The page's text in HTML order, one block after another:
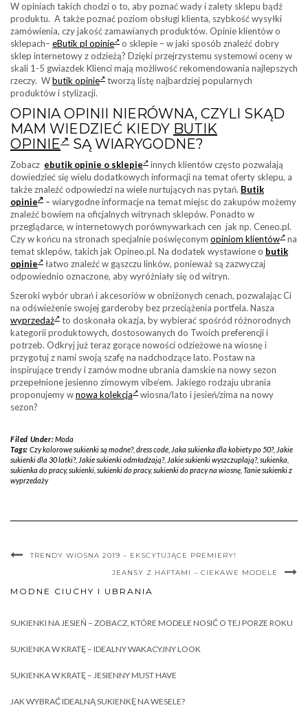
W opiniach takich chodzi o to, aby poznać wady i zalety sklepu bądź
produktu. A także poznać poziom obsługi klienta, szybkość wysyłki
zamówienia, czy jakość zamawianych produktów. Opinie klientów o
sklepach–eButik pl opinie
o sklepie – w jaki sposób znaleźć dobry
sklep internetowy z odzieżą? Dzięki przejrzystemu systemowi oceny w
skali 1-5 gwiazdek Klienci mają możliwość rekomendowania najlepszych
rzeczy. Wbutik opinie
tworzą listę najbardziej popularnych
produktów i stylizacji.
OPINIA OPINII NIERÓWNA, CZYLI SKĄD
MAM WIEDZIEĆ KIEDY BUTIK
OPINIE
SĄ WIARYGODNE?
Zobacz ebutik opinie o sklepie
innych klientów często pozwalają
dowiedzieć się wielu dodatkowych informacji na temat oferty sklepu, a
także znaleźć odpowiedzi na wiele nurtujących nas pytań. Butik
opinie
– wiarygodne informacje na temat miejsc do zakupów możemy
znaleźć bowiem na oficjalnych witrynach sklepów. Ponadto w
przeglądarce, w internetowych porównywarkach cen jak np. Ceneo.pl.
Czy w końcu na stronach specjalnie poświęconym opiniom klientów
na
temat sklepów, takich jak Opineo.pl. Na dodatek wystawione o butik
opinie
łatwo znaleźć w gąszczu linków, ponieważ są zazwyczaj
odpowiednio oznaczone, aby wyróżniały się od witryn.
Szeroki wybór ubrań i akcesoriów w obniżonych cenach, pozwalając Ci
na odświeżenie swojej garderoby bez przeciążenia portfela. Nasza
wyprzedaż
to doskonała okazja, by wybierać spośród różnorodnych
kategorii produktowych, dostosowanych do Twoich preferencji i
potrzeb. Odkryj już teraz gorące nowości odzieżowe na wiosnę i
przygotuj z nami swoją szafę na nadchodzące lato. Postaw na
inspirujące trendy i zamów modne ubrania damskie na nowy sezon
przepełnione jesienno zimowym vibe’em. Jakiego rodzaju ubrania
proponujemy wnowa kolekcja
wiosna/lato i jesień/zima na nowy
sezon?
Filed Under:Moda
Tags: Czy kolorowe sukienki są modne?, dress code, Jaka sukienka dla kobiety po 50?, Jakie
sukienki dla 30 latki?, Jakie sukienki odmładzają?, Jakie sukienki wyszczuplają?, sukienka
sukienka do pracy,sukienki sukienki do pracy,sukienki do pracy na wiosnę Tanie sukienki z
wyprzedaży
TRENDY WIOSNA 2019 – EKSCYTUJĄCE PREMIERY!
JEANSY Z HAFTAMI – CIEKAWE MODELE
MODNE CIUCHY I UBRANIA
SUKIENKI NA JESIEŃ – ZOBACZ, KTÓRE MODELE NOSIĆ O TEJ PORZE ROKU
SUKIENKA W KRATĘ – IDEALNY WAKACYJNY LOOK
SUKIENKA W KRATĘ – JESIENNY MUST HAVE
JAK WYBRAĆ IDEALNĄ SUKIENKĘ NA WESELE?